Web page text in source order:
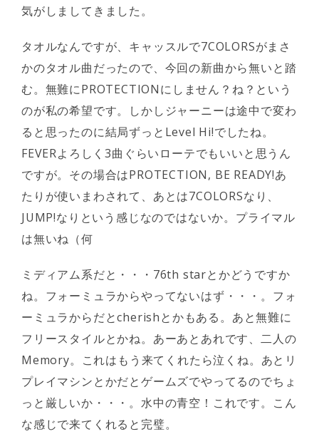
気がしましてきました。
タオルなんですが、キャッスルで7COLORSがまさ
かのタオル曲だったので、今回の新曲から無いと踏
む。無難にPROTECTIONにしません？ね？という
のが私の希望です。しかしジャーニーは途中で変わ
ると思ったのに結局ずっとLevel Hi!でしたね。
FEVERよろしく3曲ぐらいローテでもいいと思うん
ですが。その場合はPROTECTION, BE READY!あ
たりが使いまわされて、あとは7COLORSなり、
JUMP!なりという感じなのではないか。プライマル
は無いね（何
ミディアム系だと・・・76th starとかどうですか
ね。フォーミュラからやってないはず・・・。フォ
ーミュラからだとcherishとかもある。あと無難に
フリースタイルとかね。あーあとあれです、二人の
Memory。これはもう来てくれたら泣くね。あとリ
プレイマシンとかだとゲームズでやってるのでちょ
っと厳しいか・・・。水中の青空！これです。こん
な感じで来てくれると完璧。